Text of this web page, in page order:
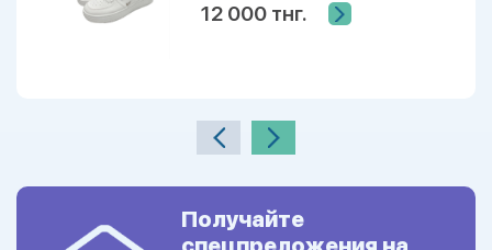
12 000 тнг.
Получайте